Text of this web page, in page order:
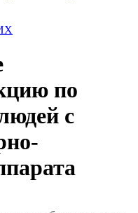
по
с